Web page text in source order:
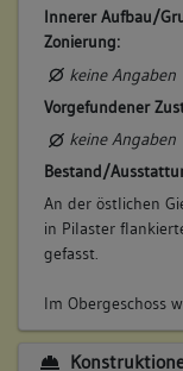
Innerer Aufbau/
Zonierung:
keine Angaben
Vorgefundener
keine Angaben
Bestand/
An der östlichen
in Pilaster
gefasst.
Im Obergeschoss